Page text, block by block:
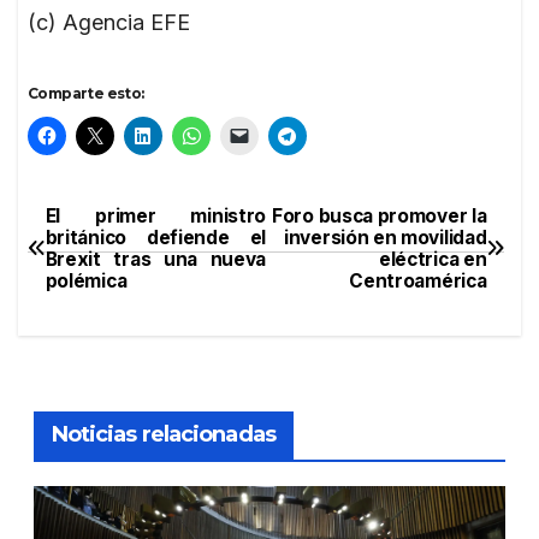
(c) Agencia EFE
Comparte esto:
Navegación
de
Foro busca promover la
inversión en movilidad
eléctrica en
Centroamérica
El primer ministro
británico defiende el
Brexit tras una nueva
polémica
Noticias relacionadas